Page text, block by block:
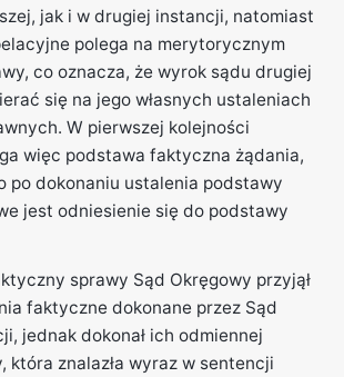
jak i w drugiej instancji, natomiast
polega na merytorycznym
co oznacza, że wyrok sądu drugiej
się na jego własnych ustaleniach
W pierwszej kolejności
więc podstawa faktyczna żądania,
po dokonaniu ustalenia podstawy
jest odniesienie się do podstawy
sprawy Sąd Okręgowy przyjął
faktyczne dokonane przez Sąd
jednak dokonał ich odmiennej
która znalazła wyraz w sentencji